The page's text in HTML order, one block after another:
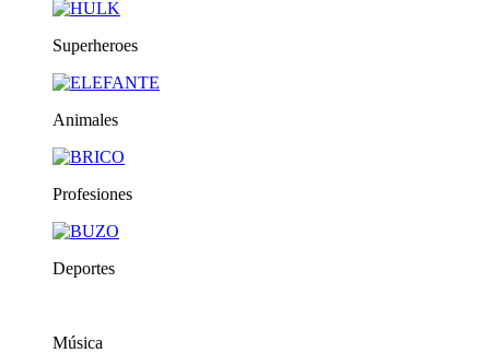
Superheroes
Animales
Profesiones
Deportes
Música